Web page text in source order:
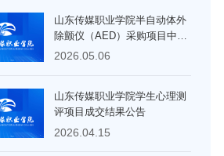
山东传媒职业学院半自动体外
除颤仪（AED）采购项目中标
（成交）结果公告
2026.05.06
山东传媒职业学院学生心理测
评项目成交结果公告
2026.04.15